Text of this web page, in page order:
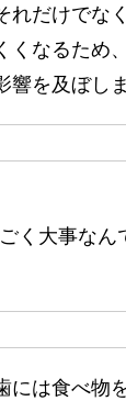
れだけでな
くなるため
響を及ぼし
く大事なん
には食べ物